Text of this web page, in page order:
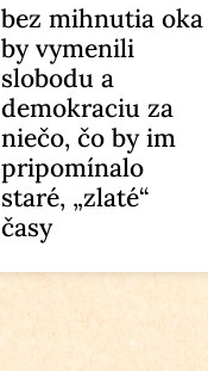
bez mihnutia oka
by vymenili
slobodu a
demokraciu za
niečo, čo by im
pripomínalo
staré, „zlaté“
časy